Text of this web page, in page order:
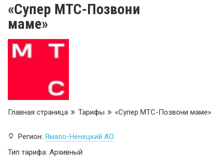
«Супер МТС-Позвони
маме»
Главная страница Тарифы «Супер МТС-Позвони маме»
Регион: Ямало-Ненецкий АО
Тип тарифа: Архивный